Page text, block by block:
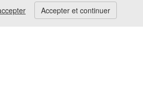
Accepter et continuer